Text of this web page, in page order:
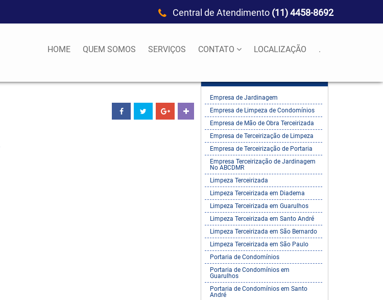
Central de Atendimento (11) 4458-8692
HOME QUEM SOMOS SERVIÇOS CONTATO LOCALIZAÇÃO .
Empresa de Jardinagem
Empresa de Limpeza de Condomínios
Empresa de Mão de Obra Terceirizada
Empresa de Terceirização de Limpeza
Empresa de Terceirização de Portaria
Empresa Terceirização de Jardinagem
No ABCDMR
Limpeza Terceirizada
Limpeza Terceirizada em Diadema
Limpeza Terceirizada em Guarulhos
Limpeza Terceirizada em Santo André
Limpeza Terceirizada em São Bernardo
Limpeza Terceirizada em São Paulo
Portaria de Condomínios
Portaria de Condomínios em
Guarulhos
Portaria de Condomínios em Santo
André